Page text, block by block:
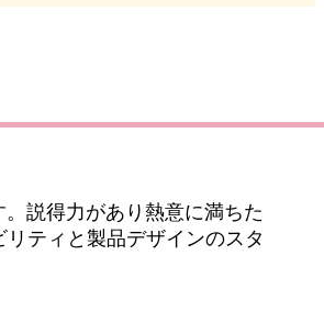
説得力があり熱意に満ちた
ティと製品デザインのスタ